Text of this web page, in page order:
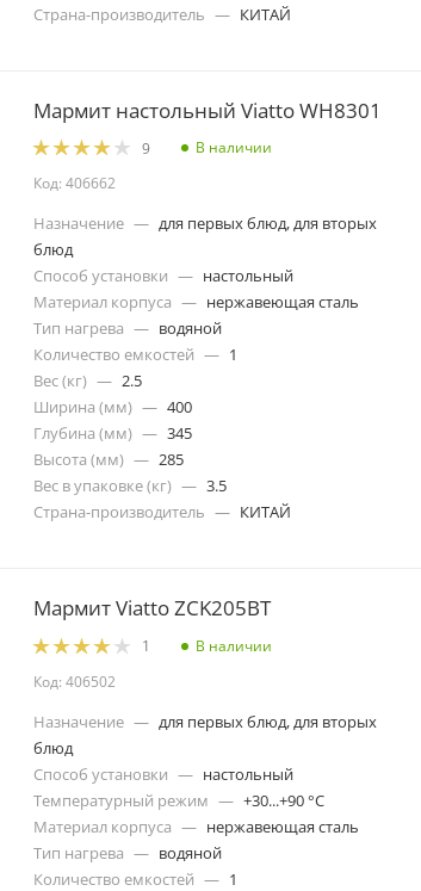
Страна-производитель — КИТАЙ
Мармит настольный Viatto WH8301
9
В наличии
Код: 406662
Назначение — для первых блюд, для вторых
блюд
Способ установки — настольный
Материал корпуса — нержавеющая сталь
Тип нагрева — водяной
Количество емкостей — 1
Вес (кг) — 2.5
Ширина (мм) — 400
Глубина (мм) — 345
Высота (мм) — 285
Вес в упаковке (кг) — 3.5
Страна-производитель — КИТАЙ
Мармит Viatto ZCK205BT
1
В наличии
Код: 406502
Назначение — для первых блюд, для вторых
блюд
Способ установки — настольный
Температурный режим — +30...+90 °C
Материал корпуса — нержавеющая сталь
Тип нагрева — водяной
Количество емкостей — 1